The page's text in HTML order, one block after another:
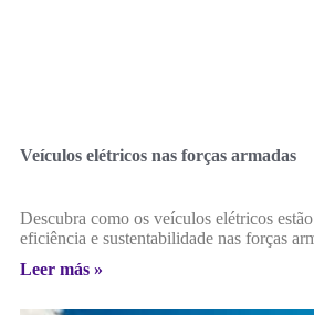
Veículos elétricos nas forças armadas
Descubra como os veículos elétricos
eficiência e sustentabilidade nas forças
Leer más »